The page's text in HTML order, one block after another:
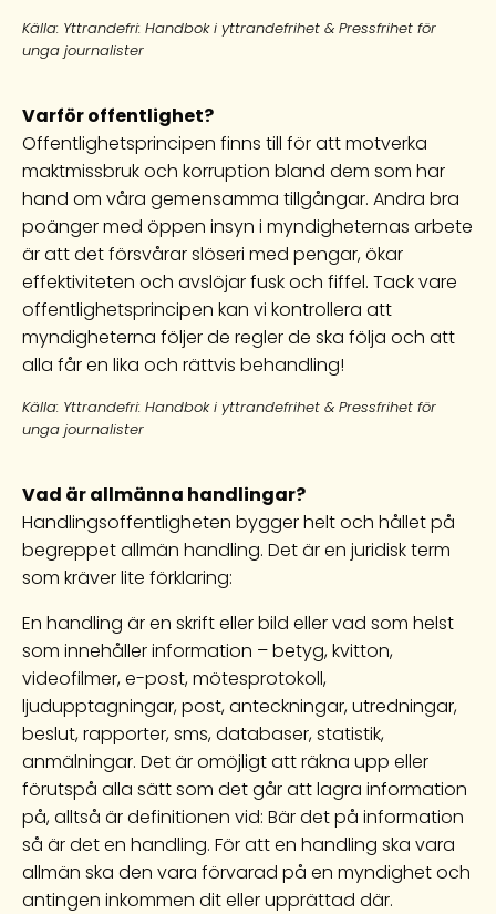
Källa: Yttrandefri: Handbok i yttrandefrihet & Pressfrihet för
unga journalister
Varför offentlighet?
Offentlighetsprincipen finns till för att motverka
maktmissbruk och korruption bland dem som har
hand om våra gemensamma tillgångar. Andra bra
poänger med öppen insyn i myndigheternas arbete
är att det försvårar slöseri med pengar, ökar
effektiviteten och avslöjar fusk och fiffel. Tack vare
offentlighetsprincipen kan vi kontrollera att
myndigheterna följer de regler de ska följa och att
alla får en lika och rättvis behandling!
Källa: Yttrandefri: Handbok i yttrandefrihet & Pressfrihet för
unga journalister
Vad är allmänna handlingar?
Handlingsoffentligheten bygger helt och hållet på
begreppet allmän handling. Det är en juridisk term
som kräver lite förklaring:
En handling är en skrift eller bild eller vad som helst
som innehåller information – betyg, kvitton,
videofilmer, e-post, mötesprotokoll,
ljudupptagningar, post, anteckningar, utredningar,
beslut, rapporter, sms, databaser, statistik,
anmälningar. Det är omöjligt att räkna upp eller
förutspå alla sätt som det går att lagra information
på, alltså är definitionen vid: Bär det på information
så är det en handling. För att en handling ska vara
allmän ska den vara förvarad på en myndighet och
antingen inkommen dit eller upprättad där.